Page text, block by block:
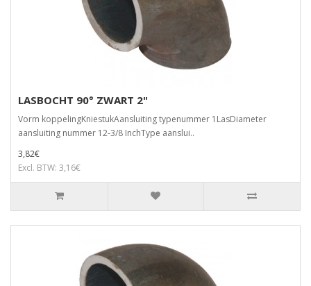
LASBOCHT 90° ZWART 2"
Vorm koppelingKniestukAansluiting typenummer 1LasDiameter
aansluiting nummer 12-3/8 InchType aanslui..
3,82€
Excl. BTW: 3,16€